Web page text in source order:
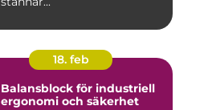
18. feb
Balansblock för industriell
ergonomi och säkerhet